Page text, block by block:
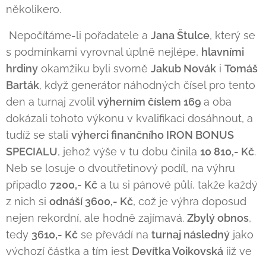
několikero.
Nepočítáme-li pořadatele a Jana Štulce, který se
s podmínkami vyrovnal úplně nejlépe, hlavními
hrdiny okamžiku byli svorně Jakub Novák i Tomáš
Barták, když generátor náhodných čísel pro tento
den a turnaj zvolilvýherním číslem 169 a oba
dokázali tohoto výkonu v kvalifikaci dosáhnout, a
tudíž se stali výherci finančního IRON BONUS
SPECIALU, jehož výše v tu dobu činila 10 810,- Kč.
Neb se losuje o dvoutřetinový podíl, na výhru
připadlo 7200,- Kč a tu si pánové půlí, takže každý
z nich si odnáší 3600,- Kč, což je výhra doposud
nejen rekordní, ale hodně zajímavá. Zbylý obnos,
tedy 3610,- Kč se převádí na turnaj následný jako
výchozí částka a tím jest Devítka Vojkovská již ve